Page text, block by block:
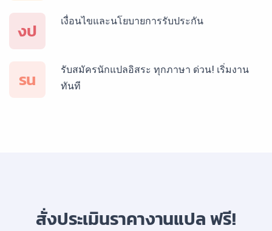
บริการรับแปลภาษาสเปน ราคาเริ่มต้น 150฿
บริการรับแปลภาษาเยอรมัน ราคาเริ่มต้น 150฿
งป เงื่อนไขและนโยบายการรับประกัน
รน
รับสมัครนักแปลอิสระ ทุกภาษา ด่วน! เริ่มงาน
ทันที
สั่งประเมินราคางานแปล ฟรี!